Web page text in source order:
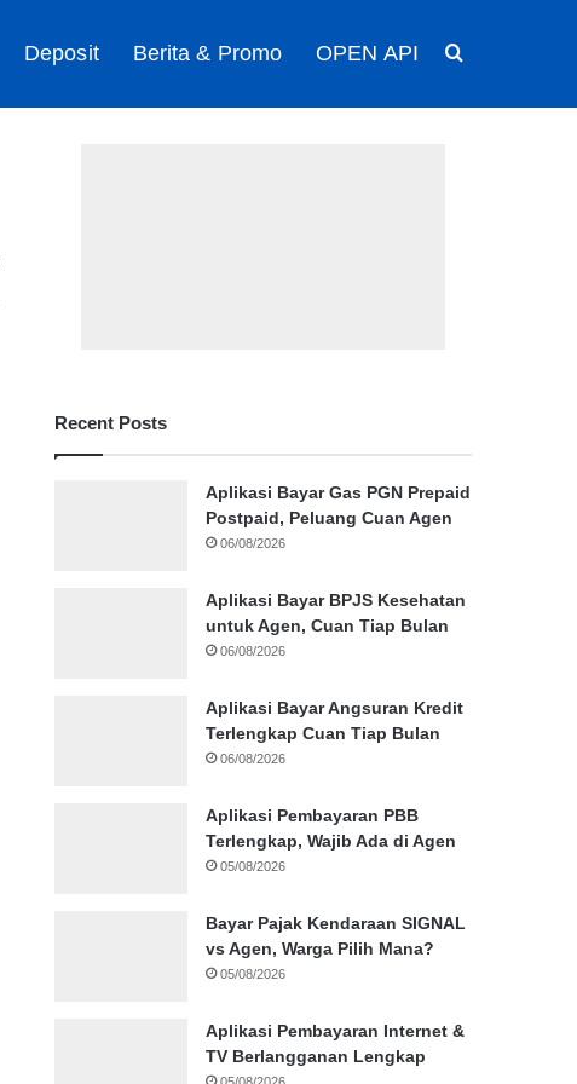
Deposit Berita & Promo OPEN API
Recent Posts
Aplikasi Bayar Gas PGN Prepaid
Postpaid, Peluang Cuan Agen
06/08/2026
Aplikasi Bayar BPJS Kesehatan
untuk Agen, Cuan Tiap Bulan
06/08/2026
Aplikasi Bayar Angsuran Kredit
Terlengkap Cuan Tiap Bulan
06/08/2026
Aplikasi Pembayaran PBB
Terlengkap, Wajib Ada di Agen
05/08/2026
Bayar Pajak Kendaraan SIGNAL
vs Agen, Warga Pilih Mana?
05/08/2026
Aplikasi Pembayaran Internet &
TV Berlangganan Lengkap